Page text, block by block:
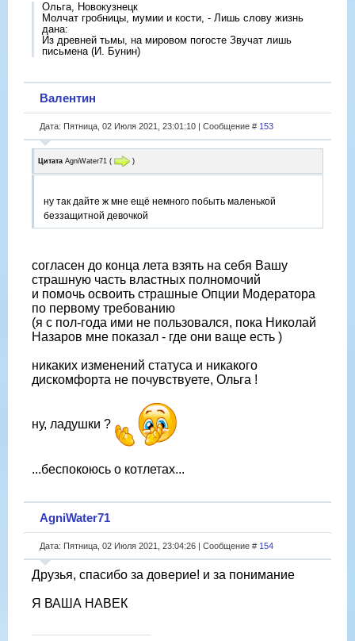
Ольга, Новокузнецк
Молчат гробницы, мумии и кости, - Лишь слову жизнь
дана:
Из древней тьмы, на мировом погосте Звучат лишь
письмена (И. Бунин)
Валентин
Дата: Пятница, 02 Июля 2021, 23:01:10 | Сообщение # 153
Цитата AgniWater71 ( )
ну так дайте ж мне ещё немного побыть маленькой
беззащитной девочкой
согласен до конца лета взять на себя Вашу
страшную часть властных полномочий
и помочь освоить страшные Опции Модератора
по первому требованию
(я с пол-года ими не пользовался, пока Николай
Назаров мне показал - где они ваще есть )
никаких изменений статуса и никакого
дискомфорта не почувствуете, Ольга !
ну, ладушки ?
...беспокоюсь о котлетах...
AgniWater71
Дата: Пятница, 02 Июля 2021, 23:04:26 | Сообщение # 154
Друзья, спасибо за доверие! и за понимание
Я ВАША НАВЕК